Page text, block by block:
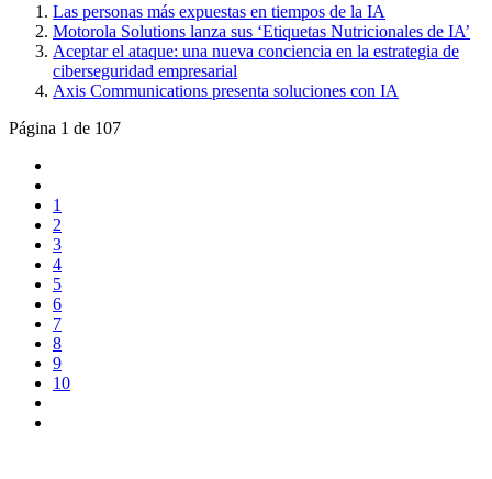
Las personas más expuestas en tiempos de la IA
Motorola Solutions lanza sus ‘Etiquetas Nutricionales de IA’
Aceptar el ataque: una nueva conciencia en la estrategia de
ciberseguridad empresarial
Axis Communications presenta soluciones con IA
Página 1 de 107
1
2
3
4
5
6
7
8
9
10